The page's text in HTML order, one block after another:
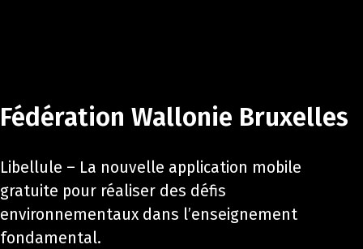
Fédération Wallonie Bruxelles
Libellule – La nouvelle application mobile
gratuite pour réaliser des défis
environnementaux dans l’enseignement
fondamental.